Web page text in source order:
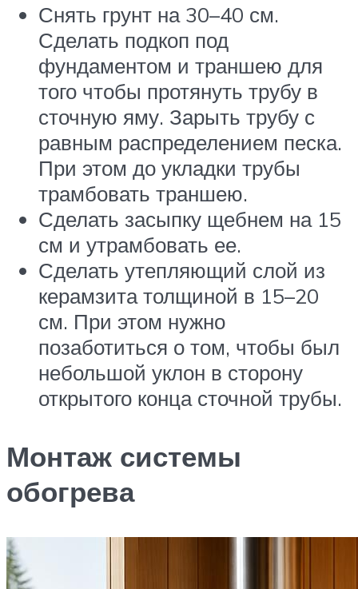
Снять грунт на 30–40 см.
Сделать подкоп под
фундаментом и траншею для
того чтобы протянуть трубу в
сточную яму. Зарыть трубу с
равным распределением песка.
При этом до укладки трубы
трамбовать траншею.
Сделать засыпку щебнем на 15
см и утрамбовать ее.
Сделать утепляющий слой из
керамзита толщиной в 15–20
см. При этом нужно
позаботиться о том, чтобы был
небольшой уклон в сторону
открытого конца сточной трубы.
Монтаж системы
обогрева